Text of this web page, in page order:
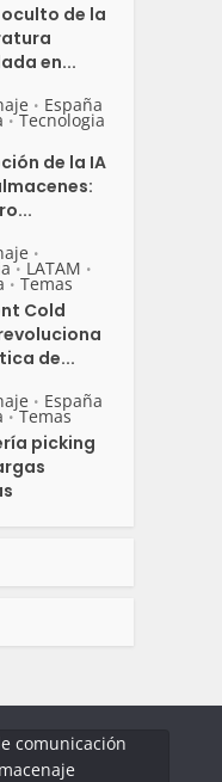
oculto de la
en...
• España
• Tecnologia
de la IA
•
• LATAM •
• Temas
Cold
de...
• España
• Temas
picking
comunicación